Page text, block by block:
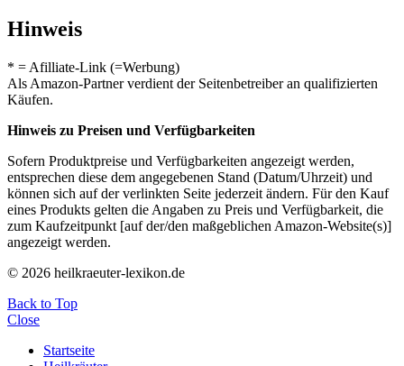
Hinweis
* = Afilliate-Link (=Werbung)
Als Amazon-Partner verdient der Seitenbetreiber an qualifizierten
Käufen.
Hinweis zu Preisen und Verfügbarkeiten
Sofern Produktpreise und Verfügbarkeiten angezeigt werden,
entsprechen diese dem angegebenen Stand (Datum/Uhrzeit) und
können sich auf der verlinkten Seite jederzeit ändern. Für den Kauf
eines Produkts gelten die Angaben zu Preis und Verfügbarkeit, die
zum Kaufzeitpunkt [auf der/den maßgeblichen Amazon-Website(s)]
angezeigt werden.
© 2026 heilkraeuter-lexikon.de
Back to Top
Close
Startseite